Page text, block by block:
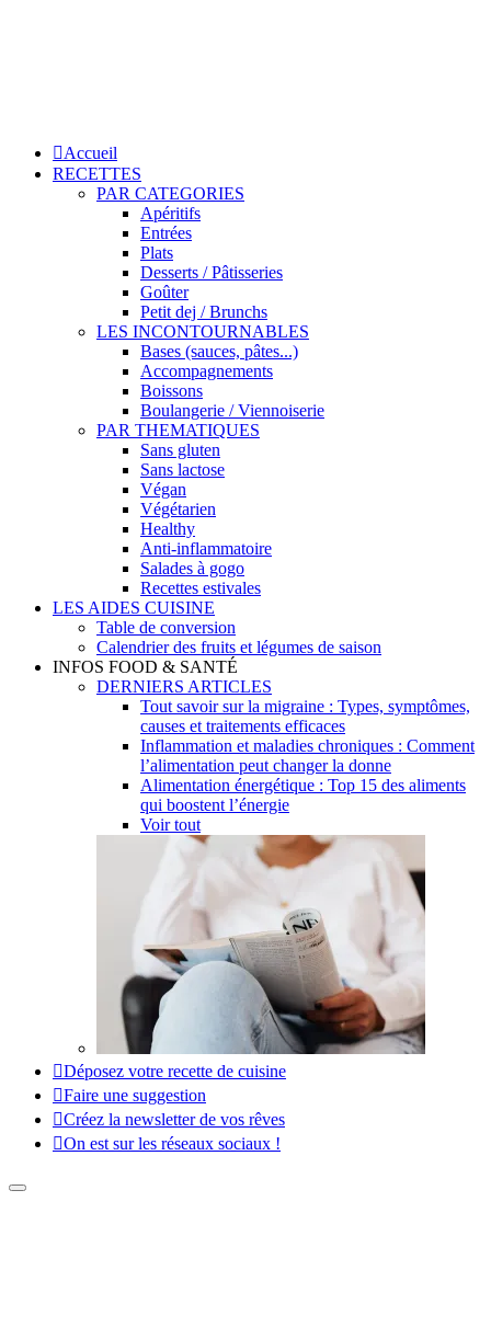
Accueil
RECETTES
PAR CATEGORIES
Apéritifs
Entrées
Plats
Desserts / Pâtisseries
Goûter
Petit dej / Brunchs
LES INCONTOURNABLES
Bases (sauces, pâtes...)
Accompagnements
Boissons
Boulangerie / Viennoiserie
PAR THEMATIQUES
Sans gluten
Sans lactose
Végan
Végétarien
Healthy
Anti-inflammatoire
Salades à gogo
Recettes estivales
LES AIDES CUISINE
Table de conversion
Calendrier des fruits et légumes de saison
INFOS FOOD & SANTÉ
DERNIERS ARTICLES
Tout savoir sur la migraine : Types, symptômes,
causes et traitements efficaces
Inflammation et maladies chroniques : Comment
l’alimentation peut changer la donne
Alimentation énergétique : Top 15 des aliments
qui boostent l’énergie
Voir tout
Déposez votre recette de cuisine
Faire une suggestion
Créez la newsletter de vos rêves
On est sur les réseaux sociaux !